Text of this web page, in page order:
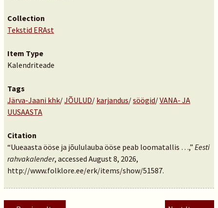
Collection
Tekstid ERAst
Item Type
Kalendriteade
Tags
Järva-Jaani khk/JÕULUD/ karjandus/söögid/VANA- JA
UUSAASTA
Citation
“Uueaasta ööse ja jõululauba ööse peab loomatallis …,” Eesti
rahvakalender, accessed August 8, 2026,
http://www.folklore.ee/erk/items/show/51587.